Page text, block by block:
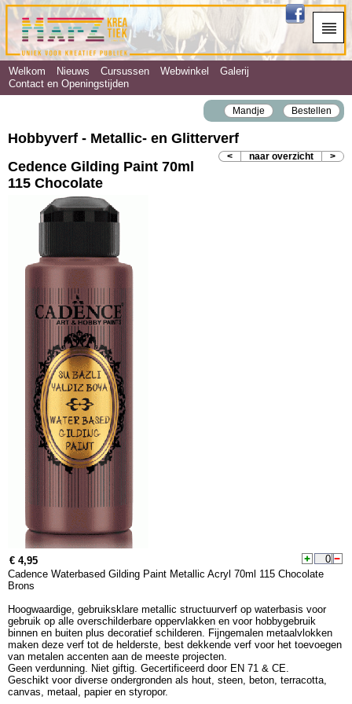
Welkom Nieuws Cursussen Webwinkel
Galerij
Contact en Openingstijden
Mandje Bestellen
Hobbyverf - Metallic‐ en Glitterverf
< naar overzicht >
Cedence Gilding Paint 70ml
115 Chocolate
€ 4,95
Cadence Waterbased Gilding Paint Metallic Acryl 70ml 115 Chocolate
Brons
Hoogwaardige, gebruiksklare metallic structuurverf op waterbasis voor
gebruik op alle overschilderbare oppervlakken en voor hobbygebruik
binnen en buiten plus decoratief schilderen. Fijngemalen metaalvlokken
maken deze verf tot de helderste, best dekkende verf voor het toevoegen
van metalen accenten aan de meeste projecten.
Geen verdunning. Niet giftig. Gecertificeerd door EN 71 & CE.
Geschikt voor diverse ondergronden als hout, steen, beton, terracotta,
canvas, metaal, papier en styropor.